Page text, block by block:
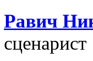
Равич
сценарист